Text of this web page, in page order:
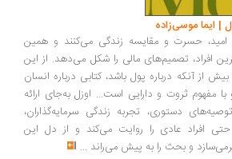
موسی‌زاده
حسرت و مقایسه زندگی می‌کنند و همین
تصمیم‌های مالی را شکل می‌دهد. از این
درباره پول باشد، کتابی درباره انسان
ثروت و دارایی است... اوزل به‌جای ارائه
تجربه زندگی سرمایه‌گذاران،
افراد عادی را روایت می‌کند و از دل این
و بحث را به پیش می‌راند...